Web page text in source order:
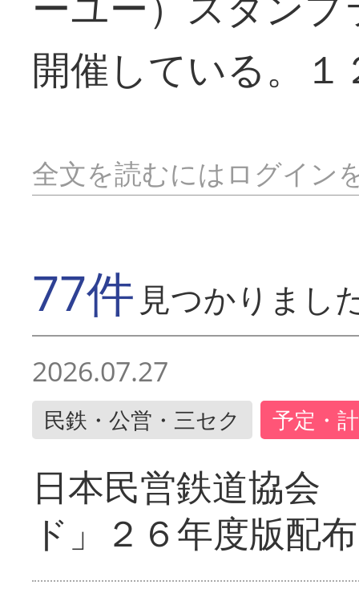
開催している。
全文を読むにはログイン
77件 見つかりまし
2026.07.27
民鉄・公営・三セク 予定・
日本民営鉄道協会
ド」２６年度版配布